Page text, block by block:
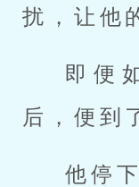
扰，让他
即便
后，便到
他停